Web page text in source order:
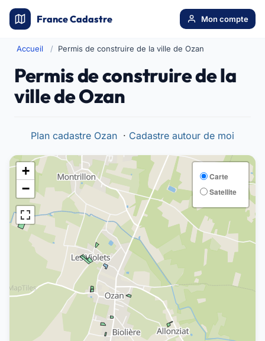
France Cadastre Mon compte
Accueil Permis de construire de la ville de Ozan
Permis de construire de la
ville de Ozan
Plan cadastre Ozan · Cadastre autour de moi
+
−
Carte
Satellite